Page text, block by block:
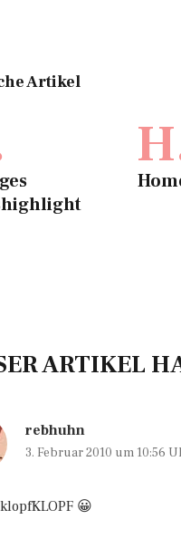
Artikel
ARTIKEL
rebhuhn
3. Februar 2010 um 10:56
😀